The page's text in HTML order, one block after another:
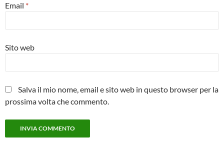
Email *
Sito web
Salva il mio nome, email e sito web in questo browser per la
prossima volta che commento.